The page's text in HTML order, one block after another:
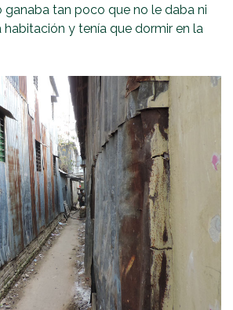
ganaba tan poco que no le daba ni
habitación y tenía que dormir en la